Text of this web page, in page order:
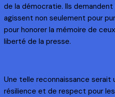
de la démocratie. Ils
agissent non seulement pour
pour honorer la mémoire de
liberté de la presse.
Une telle reconnaissance serait
résilience et de respect pour les